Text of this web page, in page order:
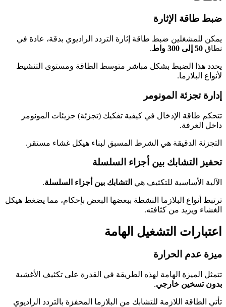
ضبط طاقة الإثارة
يمكن للمشغلين ضبط طاقة إثارة التردد الراديوي بدقة، عادة في
نطاق 50 إلى 300 واط .
يحدد هذا الضبط بشكل مباشر متوسط ​​الطاقة ومستوى التنشيط
لأنواع البلازما.
إدارة تجزئة المونومر
تتحكم طاقة الإدخال في كيفية تفكيك (تجزئة) جزيئات المونومر
داخل الغرفة.
التجزئة الدقيقة هي الشرط المسبق لبناء هيكل غشاء مستقر.
تحفيز التشابك بين أجزاء السلسلة
الآلية الأساسية للتكثيف هي التشابك بين أجزاء السلسلة.
ترتبط أنواع البلازما النشطة ببعضها البعض بإحكام، مما يضغط هيكل
الغشاء ويزيد من كثافته.
اعتبارات التشغيل الهامة
ميزة عدم الحرارة
تتمثل الميزة الهامة لهذه الطريقة في القدرة على تكثيف الأغشية
بدون تسخين خارجي.
تأتي الطاقة اللازمة للتشابك من البلازما المحفزة بالتردد الراديوي